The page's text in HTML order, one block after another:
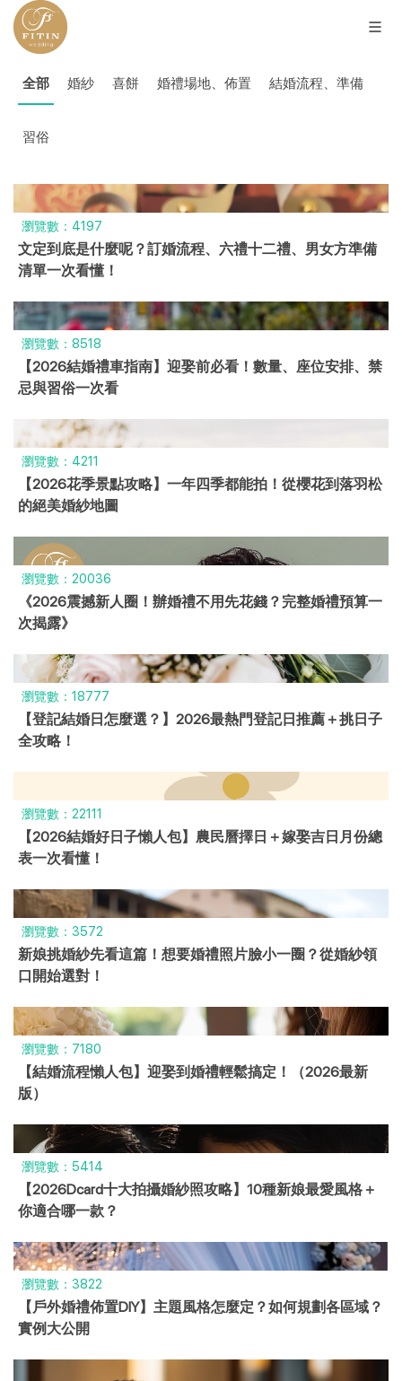
全部 婚紗 喜餅 婚禮場地、佈置 結婚流程、準備
習俗
瀏覽數：4197
文定到底是什麼呢？訂婚流程、六禮十二禮、男女方準備
清單一次看懂！
瀏覽數：8518
【2026結婚禮車指南】迎娶前必看！數量、座位安排、禁
忌與習俗一次看
瀏覽數：4211
【2026花季景點攻略】一年四季都能拍！從櫻花到落羽松
的絕美婚紗地圖
瀏覽數：20036
《2026震撼新人圈！辦婚禮不用先花錢？完整婚禮預算一
次揭露》
瀏覽數：18777
【登記結婚日怎麼選？】2026最熱門登記日推薦＋挑日子
全攻略！
瀏覽數：22111
【2026結婚好日子懶人包】農民曆擇日＋嫁娶吉日月份總
表一次看懂！
瀏覽數：3572
新娘挑婚紗先看這篇！想要婚禮照片臉小一圈？從婚紗領
口開始選對！
瀏覽數：7180
【結婚流程懶人包】迎娶到婚禮輕鬆搞定！（2026最新
版）
瀏覽數：5414
【2026Dcard十大拍攝婚紗照攻略】10種新娘最愛風格＋
你適合哪一款？
瀏覽數：3822
【戶外婚禮佈置DIY】主題風格怎麼定？如何規劃各區域？
實例大公開